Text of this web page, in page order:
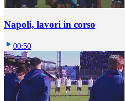
Napoli, lavori in corso
00:50